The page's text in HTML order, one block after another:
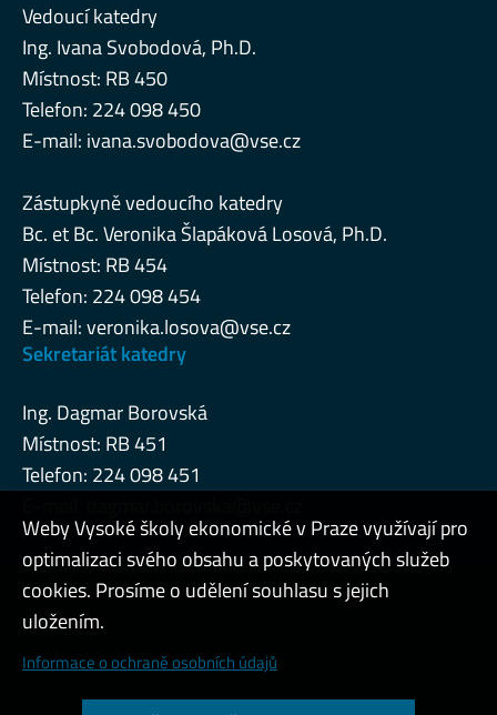
Vedoucí katedry
Ing. Ivana Svobodová, Ph.D.
Místnost: RB 450
Telefon: 224 098 450
E-mail: ivana.svobodova@vse.cz
Zástupkyně vedoucího katedry
Bc. et Bc. Veronika Šlapáková Losová, Ph.D.
Místnost: RB 454
Telefon: 224 098 454
E-mail:veronika.losova@vse.cz
Sekretariát katedry
Ing. Dagmar Borovská
Místnost: RB 451
Telefon: 224 098 451
Admin
Cookies a ochrana osobních údajů
Weby Vysoké školy ekonomické v Praze využívají pro
optimalizaci svého obsahu a poskytovaných služeb
cookies. Prosíme o udělení souhlasu s jejich
uložením.
Informace o ochraně osobních údajů